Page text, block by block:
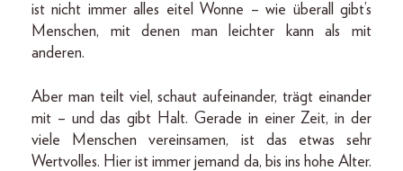
ist nicht immer alles eitel Wonne – wie überall gibt’s
Menschen, mit denen man leichter kann als mit
anderen.
Aber man teilt viel, schaut aufeinander, trägt einander
mit – und das gibt Halt. Gerade in einer Zeit, in der
viele Menschen vereinsamen, ist das etwas sehr
Wertvolles. Hier ist immer jemand da, bis ins hohe Alter.